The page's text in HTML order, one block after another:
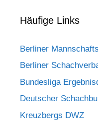
Häufige Links
Berliner
Berliner
Bundesliga
Deutscher
Kreuzbergs DWZ